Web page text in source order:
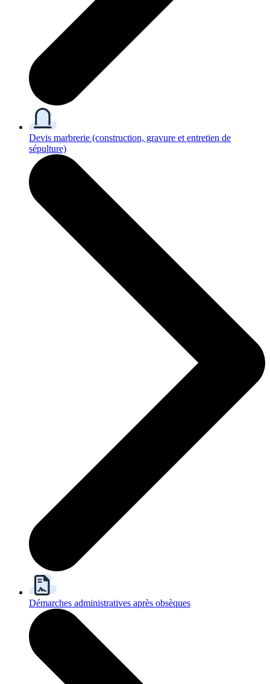
Devis marbrerie (construction, gravure et entretien de
sépulture)
Démarches administratives après obsèques